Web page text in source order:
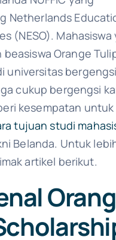
Netherlands
(NESO). Mahasiswa
Orange
universitas
cukup bergengsi
kesempatan untuk
tujuan studi
Belanda. Untuk
artikel berikut.